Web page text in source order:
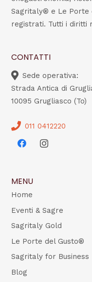
Sagritaly® e Le Porte
registrati. Tutti i diritti
CONTATTI
Sede operativa:
Strada Antica di
10095 Grugliasco (To)
011 0412220
MENU
Home
Eventi & Sagre
Sagritaly Gold
Le Porte del Gusto®
Sagritaly for Business
Blog